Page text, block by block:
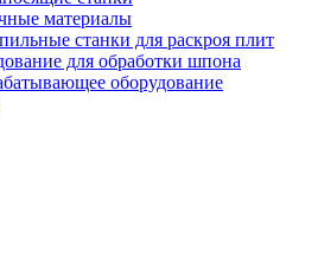
материалы
станки для раскроя плит
для обработки шпона
оборудование